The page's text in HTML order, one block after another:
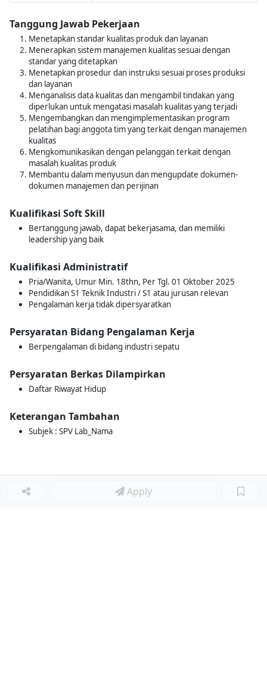
Tanggung Jawab Pekerjaan
Menetapkan standar kualitas produk dan layanan
Menerapkan sistem manajemen kualitas sesuai dengan
standar yang ditetapkan
Menetapkan prosedur dan instruksi sesuai proses produksi
dan layanan
Menganalisis data kualitas dan mengambil tindakan yang
diperlukan untuk mengatasi masalah kualitas yang terjadi
Mengembangkan dan mengimplementasikan program
pelatihan bagi anggota tim yang terkait dengan manajemen
kualitas
Mengkomunikasikan dengan pelanggan terkait dengan
masalah kualitas produk
Membantu dalam menyusun dan mengupdate dokumen-
dokumen manajemen dan perijinan
Kualifikasi Soft Skill
Bertanggung jawab, dapat bekerjasama, dan memiliki
leadership yang baik
Kualifikasi Administratif
Pria/Wanita, Umur Min. 18thn, Per Tgl. 01 Oktober 2025
Pendidikan S1 Teknik Industri / S1 atau jurusan relevan
Pengalaman kerja tidak dipersyaratkan
Persyaratan Bidang Pengalaman Kerja
Berpengalaman di bidang industri sepatu
Persyaratan Berkas Dilampirkan
Daftar Riwayat Hidup
Keterangan Tambahan
Subjek : SPV Lab_Nama
Apply